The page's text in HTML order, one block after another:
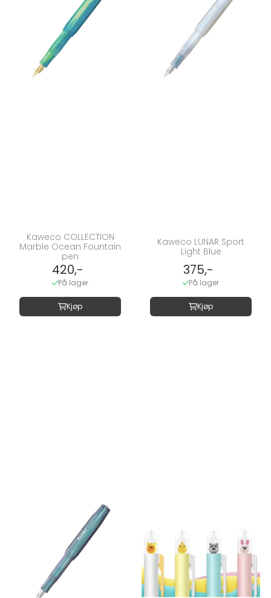
Kaweco COLLECTION
Marble Ocean Fountain
pen
420,-
På lager
Kjøp
Kaweco LUNAR Sport
Light Blue
375,-
På lager
Kjøp